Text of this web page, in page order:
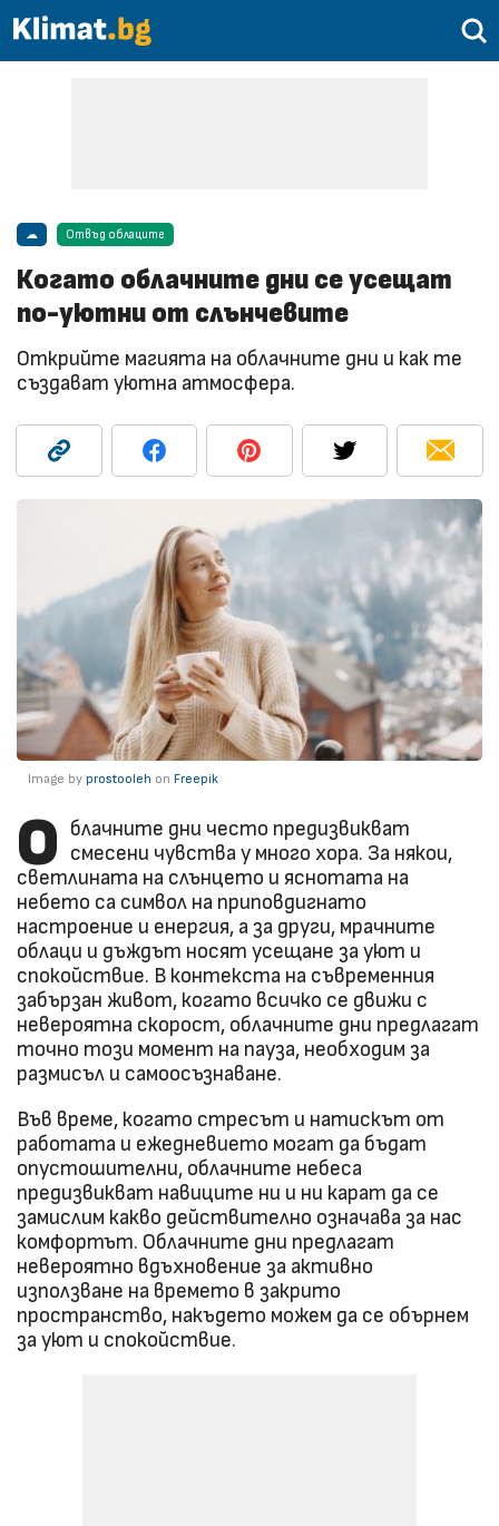
☁ Отвъд облаците
Когато облачните дни се усещат
по-уютни от слънчевите
Открийте магията на облачните дни и как те
създават уютна атмосфера.
Image by prostooleh on Freepik
О
блачните дни често предизвикват
смесени чувства у много хора. За някои,
светлината на слънцето и яснотата на
небето са символ на приповдигнато
настроение и енергия, а за други, мрачните
облаци и дъждът носят усещане за уют и
спокойствие. В контекста на съвременния
забързан живот, когато всичко се движи с
невероятна скорост, облачните дни предлагат
точно този момент на пауза, необходим за
размисъл и самоосъзнаване.
Във време, когато стресът и натискът от
работата и ежедневието могат да бъдат
опустошителни, облачните небеса
предизвикват навиците ни и ни карат да се
замислим какво действително означава за нас
комфортът. Облачните дни предлагат
невероятно вдъхновение за активно
използване на времето в закрито
пространство, накъдето можем да се обърнем
за уют и спокойствие.